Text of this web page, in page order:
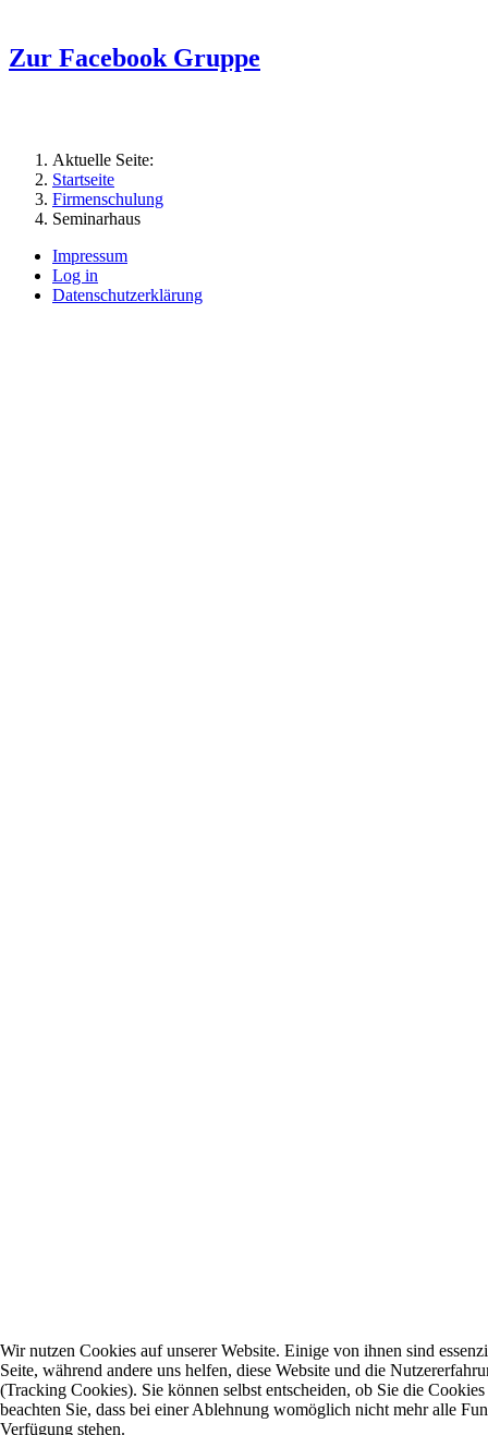
Zur Facebook Gruppe
Aktuelle Seite:
Startseite
Firmenschulung
Seminarhaus
Impressum
Log in
Datenschutzerklärung
Wir nutzen Cookies auf unserer Website. Einige von ihnen sind
Seite, während andere uns helfen, diese Website und die
(Tracking Cookies). Sie können selbst entscheiden, ob Sie die
beachten Sie, dass bei einer Ablehnung womöglich nicht mehr alle
Verfügung stehen.